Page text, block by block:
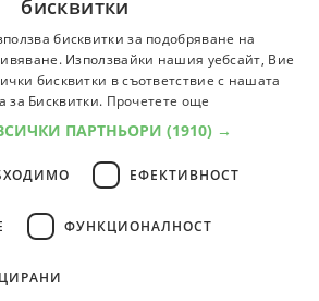
BULGARIAN
ENGLISH
бисквитки
бисквитки за подобряване на
Използвайки нашия уебсайт, Вие
бисквитки в съответствие с нашата
за Бисквитки. Прочетете още
ПАРТНЬОРИ (1910) →
ЕФЕКТИВНОСТ
ФУНКЦИОНАЛНОСТ